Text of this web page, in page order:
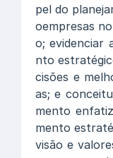
pel do
oempresas
o; evidenciar
nto
cisões e
as; e
mento
mento
visão e